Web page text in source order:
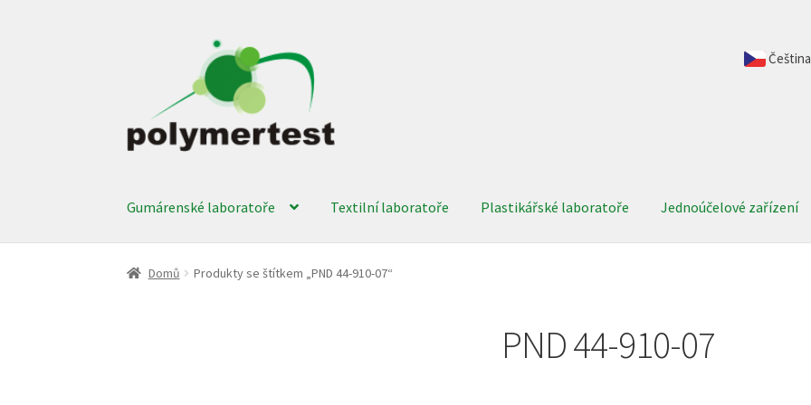
webu
Čeština‎
Gumárenské laboratoře Textilní laboratoře Plastikářské laboratoře Jednoúčelové zařízení
Domů Produkty se štítkem „PND 44-910-07“
PND 44-910-07